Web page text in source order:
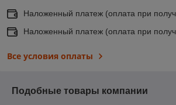
Наложенный платеж (оплата при
Наложенный платеж (оплата при
Все условия оплаты
Подобные товары компании